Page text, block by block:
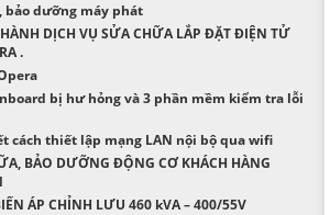
bảo dưỡng máy phát
DỊCH VỤ SỬA CHỮA LẮP ĐẶT ĐIỆN TỬ
.
bị hư hỏng và 3 phần mềm kiểm tra lỗi
cách thiết lập mạng LAN nội bộ qua wifi
BẢO DƯỠNG ĐỘNG CƠ KHÁCH HÀNG
ÁP CHỈNH LƯU 460 kVA – 400/55V